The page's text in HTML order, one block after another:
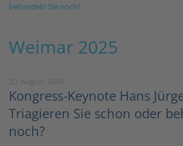
behandeln Sie noch?
Weimar 2025
Kongress-Keynote Hans
Triagieren Sie schon oder
noch?